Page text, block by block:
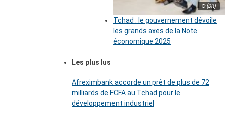
© (DR)
Tchad : le gouvernement dévoile
les grands axes de la Note
économique 2025
Les plus lus
Afreximbank accorde un prêt de plus de 72
milliards de FCFA au Tchad pour le
développement industriel